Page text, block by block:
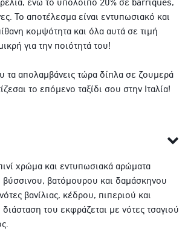
Το αποτέλεσμα είναι εντυπωσιακό και
κομψότητα και όλα αυτά σε τιμή
για την ποιότητά του!
τα απολαμβάνεις τώρα δίπλα σε ζουμερά
το επόμενο ταξίδι σου στην Iταλία!
χρώμα και εντυπωσιακά αρώματα
βατόμουρου και δαμάσκηνου
βανίλιας, κέδρου, πιπεριού και
του εκφράζεται με νότες τσαγιού